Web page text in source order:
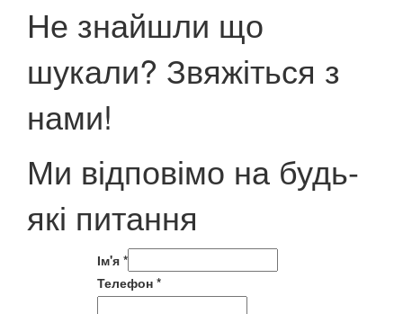
Не знайшли що
шукали? Звяжіться з
нами!
Ми відповімо на будь-
які питання
Ім'я *
Телефон *